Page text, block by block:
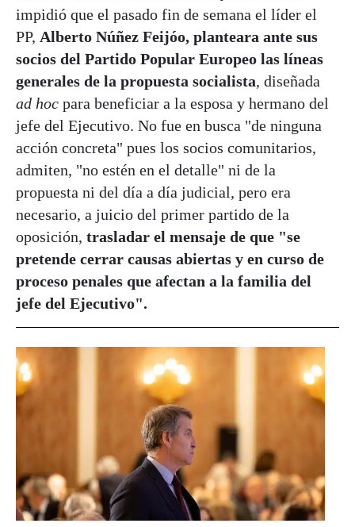
impidió que el pasado fin de semana el líder el
PP, Alberto Núñez Feijóo, planteara ante sus
socios del Partido Popular Europeo las líneas
generales de la propuesta socialista, diseñada
ad hoc para beneficiar a la esposa y hermano del
jefe del Ejecutivo. No fue en busca "de ninguna
acción concreta" pues los socios comunitarios,
admiten, "no estén en el detalle" ni de la
propuesta ni del día a día judicial, pero era
necesario, a juicio del primer partido de la
oposición, trasladar el mensaje de que "se
pretende cerrar causas abiertas y en curso de
proceso penales que afectan a la familia del
jefe del Ejecutivo".